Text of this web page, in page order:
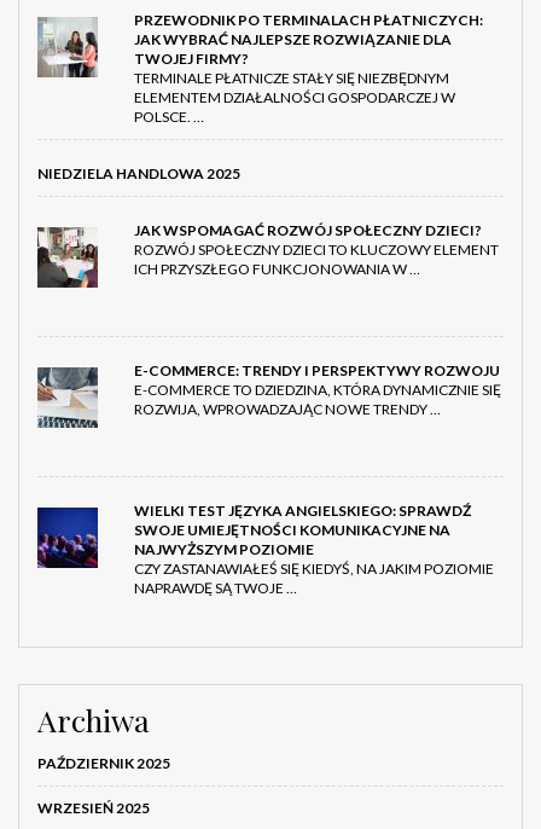
PRZEWODNIK PO TERMINALACH PŁATNICZYCH:
JAK WYBRAĆ NAJLEPSZE ROZWIĄZANIE DLA
TWOJEJ FIRMY?
TERMINALE PŁATNICZE STAŁY SIĘ NIEZBĘDNYM
ELEMENTEM DZIAŁALNOŚCI GOSPODARCZEJ W
POLSCE. …
NIEDZIELA HANDLOWA 2025
JAK WSPOMAGAĆ ROZWÓJ SPOŁECZNY DZIECI?
ROZWÓJ SPOŁECZNY DZIECI TO KLUCZOWY ELEMENT
ICH PRZYSZŁEGO FUNKCJONOWANIA W …
E-COMMERCE: TRENDY I PERSPEKTYWY ROZWOJU
E-COMMERCE TO DZIEDZINA, KTÓRA DYNAMICZNIE SIĘ
ROZWIJA, WPROWADZAJĄC NOWE TRENDY …
WIELKI TEST JĘZYKA ANGIELSKIEGO: SPRAWDŹ
SWOJE UMIEJĘTNOŚCI KOMUNIKACYJNE NA
NAJWYŻSZYM POZIOMIE
CZY ZASTANAWIAŁEŚ SIĘ KIEDYŚ, NA JAKIM POZIOMIE
NAPRAWDĘ SĄ TWOJE …
Archiwa
PAŹDZIERNIK 2025
WRZESIEŃ 2025